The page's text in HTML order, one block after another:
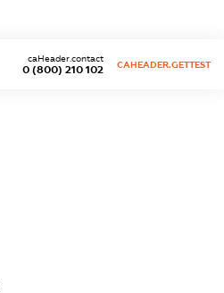
0 (800) 210 102
caHeader.contact
CAHEADER.GETTEST